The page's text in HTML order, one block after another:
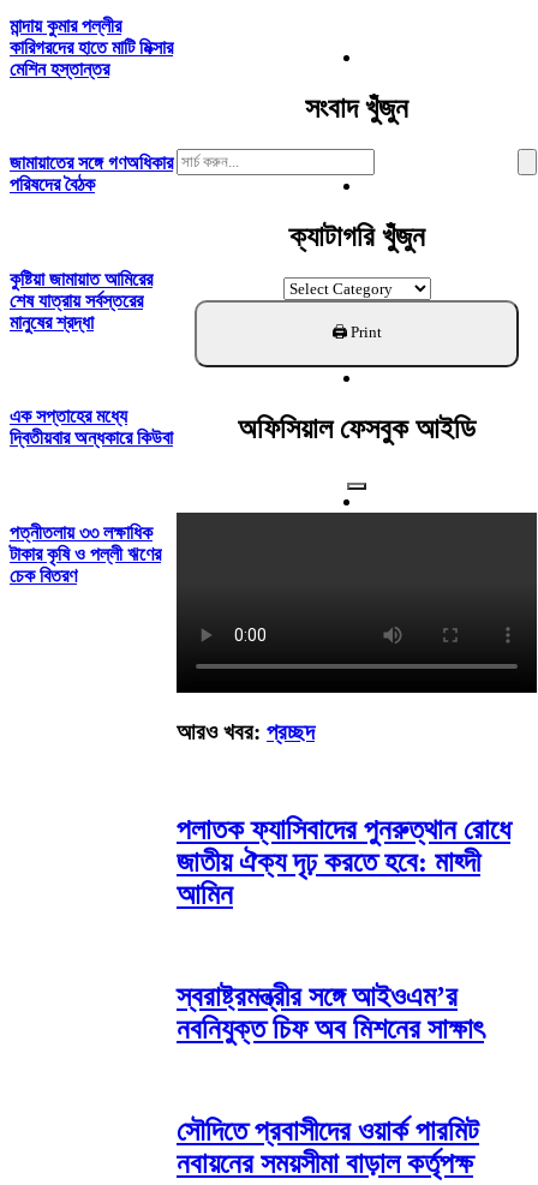
মান্দায় কুমার পল্লীর
কারিগরদের হাতে মাটি মিক্সার
মেশিন হস্তান্তর
জামায়াতের সঙ্গে গণঅধিকার
পরিষদের বৈঠক
কুষ্টিয়া জামায়াত আমিরের
শেষ যাত্রায় সর্বস্তরের
মানুষের শ্রদ্ধা
এক সপ্তাহের মধ্যে
দ্বিতীয়বার অন্ধকারে কিউবা
পত্নীতলায় ৩৩ লক্ষাধিক
টাকার কৃষি ও পল্লী ঋণের
চেক বিতরণ
সংবাদ খুঁজুন
Search
For:
ক্যাটাগরি খুঁজুন
ক্যাটাগরি
খুঁজুন
অফিসিয়াল ফেসবুক আইডি
আরও খবর: প্রচ্ছদ
পলাতক ফ্যাসিবাদের পুনরুত্থান রোধে
জাতীয় ঐক্য দৃঢ় করতে হবে: মাহ্দী
আমিন
স্বরাষ্ট্রমন্ত্রীর সঙ্গে আইওএম’র
নবনিযুক্ত চিফ অব মিশনের সাক্ষাৎ
সৌদিতে প্রবাসীদের ওয়ার্ক পারমিট
নবায়নের সময়সীমা বাড়াল কর্তৃপক্ষ